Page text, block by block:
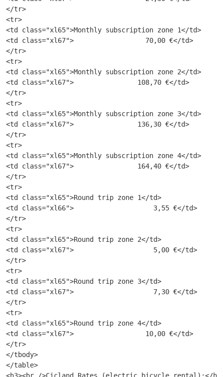
</tr>
<tr>
<td class="xl65">Monthly subscription zone 1</td>
<td class="xl67">                  70,00 €</td>
</tr>
<tr>
<td class="xl65">Monthly subscription zone 2</td>
<td class="xl67">                108,70 €</td>
</tr>
<tr>
<td class="xl65">Monthly subscription zone 3</td>
<td class="xl67">                136,30 €</td>
</tr>
<tr>
<td class="xl65">Monthly subscription zone 4</td>
<td class="xl67">                164,40 €</td>
</tr>
<tr>
<td class="xl65">Round trip zone 1</td>
<td class="xl66">                    3,55 €</td>
</tr>
<tr>
<td class="xl65">Round trip zone 2</td>
<td class="xl67">                    5,00 €</td>
</tr>
<tr>
<td class="xl65">Round trip zone 3</td>
<td class="xl67">                    7,30 €</td>
</tr>
<tr>
<td class="xl65">Round trip zone 4</td>
<td class="xl67">                  10,00 €</td>
</tr>
</tbody>
</table>